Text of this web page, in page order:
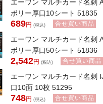
エーワン マルチカード名刺
ボリー厚口10シート 51835
689円 (税込) 合せ買い商品
エーワン マルチカード名刺
ボリー厚口50シート 51836
2,542円 (税込) 合せ買い商品
エーワン マルチカード名刺
口10面 10枚 51295
748円 (税込) 合せ買い商品